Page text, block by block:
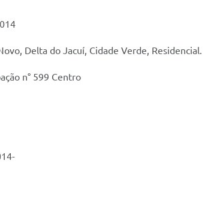
Delta do Jacuí, Cidade Verde, Residencial.
n° 599 Centro